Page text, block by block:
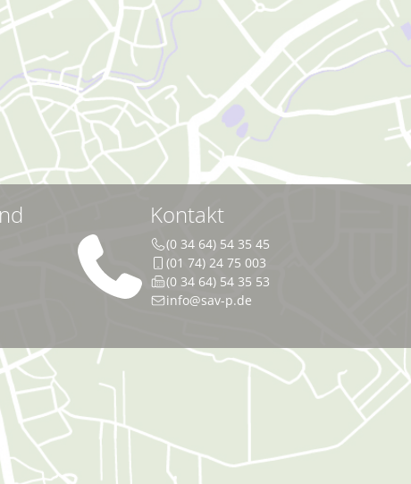
Kontakt
(0 34 64) 54 35 45
(01 74) 24 75 003
(0 34 64) 54 35 53
info@sav-p.de